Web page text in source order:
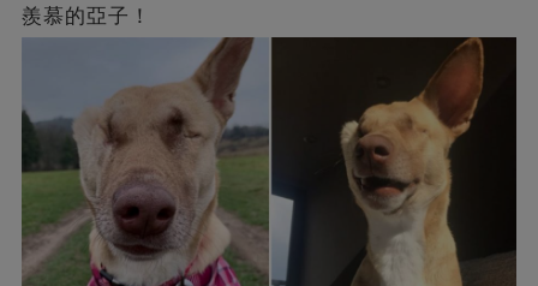
羨慕的亞子！